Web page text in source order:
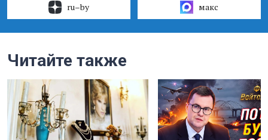
ru–by макс
Читайте также